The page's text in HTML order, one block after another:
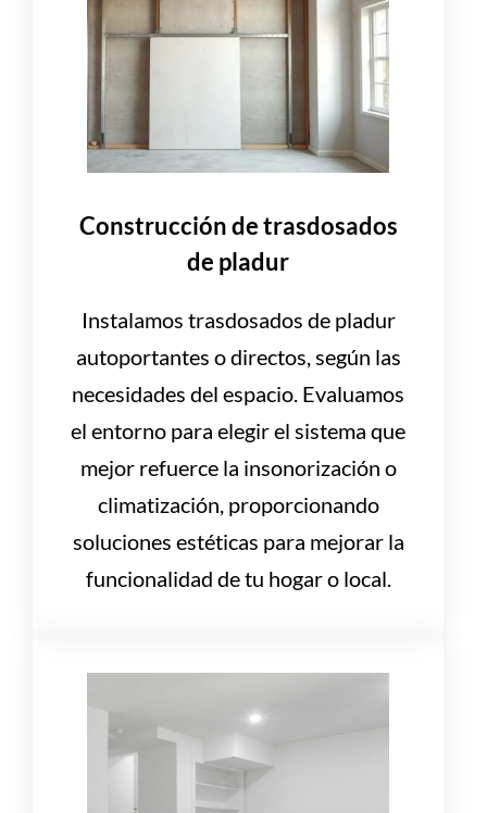
Construcción de trasdosados
de pladur
Instalamos trasdosados de pladur
autoportantes o directos, según las
necesidades del espacio. Evaluamos
el entorno para elegir el sistema que
mejor refuerce la insonorización o
climatización, proporcionando
soluciones estéticas para mejorar la
funcionalidad de tu hogar o local.